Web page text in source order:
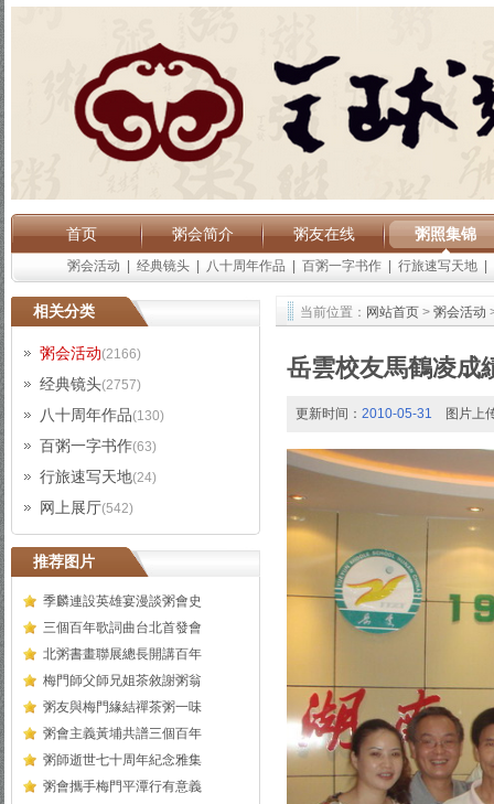
首页 粥会简介 粥友在线 粥照集锦
粥会活动 经典镜头 八十周年作品 百粥一字书作 行旅速写天地
相关分类
粥会活动(2166)
经典镜头(2757)
八十周年作品(130)
百粥一字书作(63)
行旅速写天地(24)
网上展厅(542)
推荐图片
季麟連設英雄宴漫談粥會史
三個百年歌詞曲台北首發會
北粥書畫聯展總長開講百年
梅門師父師兄姐茶敘謝粥翁
粥友與梅門緣結禪茶粥一味
粥會主義黃埔共譜三個百年
粥師逝世七十周年紀念雅集
粥會攜手梅門平潭行有意義
当前位置： 网站首页 > 粥会活动
岳雲校友馬鶴凌成
更新时间： 2010-05-31 图片上